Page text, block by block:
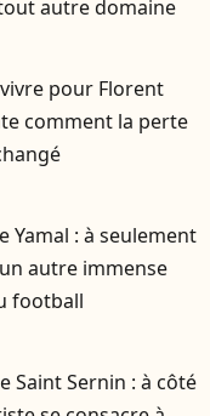
autre domaine
pour Florent
comment la perte
Yamal : à seulement
autre immense
football
Saint Sernin : à côté